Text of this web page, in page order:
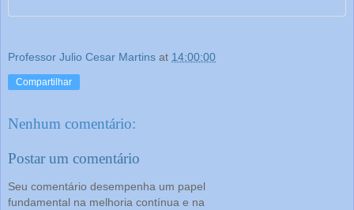
Professor Julio Cesar Martins at 14:00:00
Compartilhar
Nenhum comentário:
Postar um comentário
Seu comentário desempenha um papel
fundamental na melhoria contínua e na